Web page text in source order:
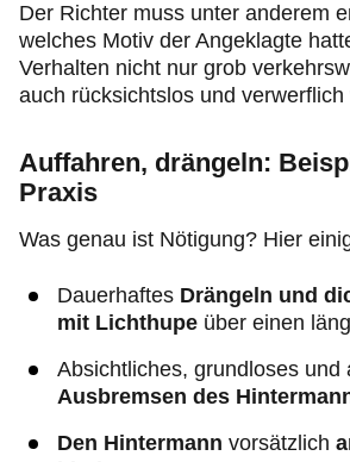
Der Richter muss unter anderem
welches Motiv der Angeklagte
Verhalten nicht nur grob
auch rücksichtslos und verwerflich
Auffahren, drängeln:
Praxis
Was genau ist Nötigung? Hier
Dauerhaftes Drängeln und
mit Lichthupe über einen
Absichtliches, grundloses und
Ausbremsen des
Den Hintermann vorsätzlich